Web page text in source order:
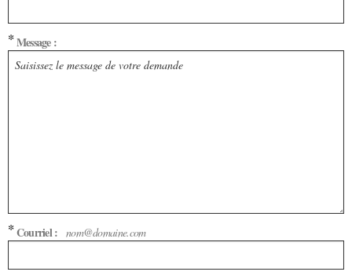
*Message :
*Courriel : nom@domaine.com